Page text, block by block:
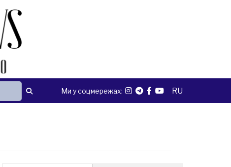
Ми у соцмережах: RU